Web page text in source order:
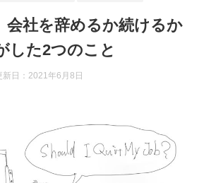
会社を辞めるか続けるか
した2つのこと
日： 2021年6月8日